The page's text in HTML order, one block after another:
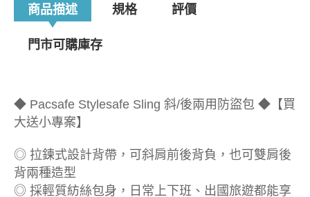
商品描述 規格 評價
門市可購庫存
◆ Pacsafe Stylesafe Sling 斜/後兩用防盜包 ◆【買
大送小專案】
◎ 拉鍊式設計背帶，可斜肩前後背負，也可雙肩後
背兩種造型
◎ 採輕質紡絲包身，日常上下班、出國旅遊都能享